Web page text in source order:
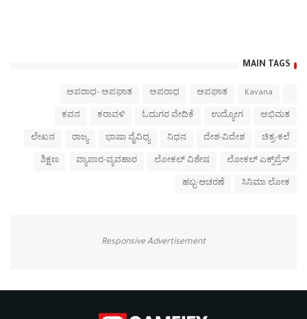
MAIN TAGS
Kavana
ಅಪಘಾತ
ಅಪರಾಧ
ಅಪರಾಧ- ಅಪಘಾತ
ಅಭಿಮತ
ಉದ್ಯೋಗ
ಓದುಗರ ವೇದಿಕೆ
ಕರಾವಳಿ
ಕವನ
ಚಿತ್ರ-ಕಲೆ
ದೇಶ-ವಿದೇಶ
ನಿಧನ
ಭಾಷಾ ವೈವಿಧ್ಯ
ರಾಜ್ಯ
ಲೇಖನ
ಲೋಕಲ್ ಎಕ್ಸ್‌ಪ್ರೆಸ್
ಲೋಕಲ್ ವಿಶೇಷ
ವ್ಯಾಪಾರ-ವ್ಯವಹಾರ
ಶಿಕ್ಷಣ
ಸಿನಿಮಾ ಲೋಕ
ಹಬ್ಬ-ಆಚರಣೆ
Responsive Advertisement